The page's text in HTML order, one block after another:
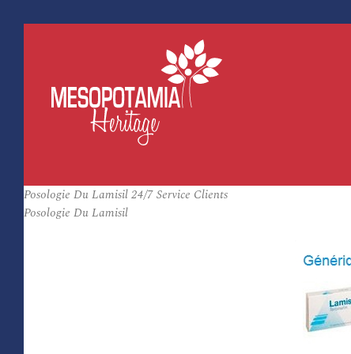
Posologie Du Lamisil 24/7 Service Clients
Posologie Du Lamisil